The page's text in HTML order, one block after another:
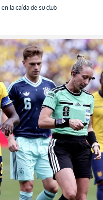
la caída de su club